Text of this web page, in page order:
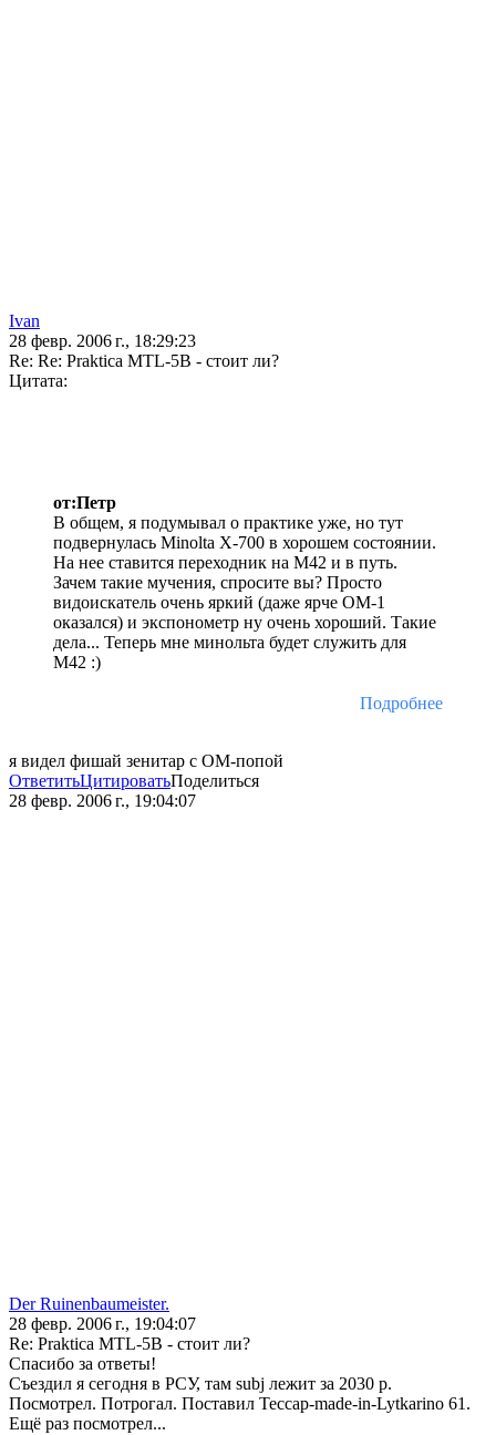
Ivan
28 февр. 2006 г., 18:29:23
Re: Re: Praktica MTL-5B - стоит ли?
Цитата:
от:Петр
В общем, я подумывал о практике уже, но тут
подвернулась Minolta X-700 в хорошем состоянии.
На нее ставится переходник на М42 и в путь.
Зачем такие мучения, спросите вы? Просто
видоискатель очень яркий (даже ярче ОМ-1
оказался) и экспонометр ну очень хороший. Такие
дела... Теперь мне минольта будет служить для
М42 :)
Подробнее
я видел фишай зенитар с ОМ-попой
ОтветитьЦитироватьПоделиться
28 февр. 2006 г., 19:04:07
Der Ruinenbaumeister.
28 февр. 2006 г., 19:04:07
Re: Praktica MTL-5B - стоит ли?
Спасибо за ответы!
Съездил я сегодня в РСУ, там subj лежит за 2030 р.
Посмотрел. Потрогал. Поставил Тессар-made-in-Lytkarino 61.
Ещё раз посмотрел...